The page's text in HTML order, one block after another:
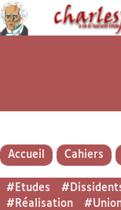
Accueil Cahiers
#Etudes
#Réalisation